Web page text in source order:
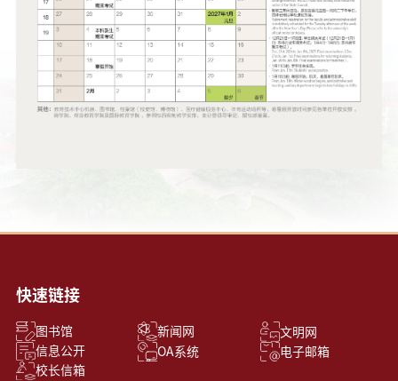
快速链接
图书馆 新闻网
文明网
信息公开
OA系统
电子邮箱
校长信箱